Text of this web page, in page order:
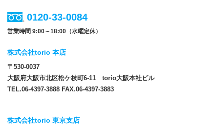
0120-33-0084
営業時間 9:00～18:00（水曜定休）
株式会社torio 本店
〒530-0037
大阪府大阪市北区松ケ枝町6-11 torio大阪本社ビル
TEL.06-4397-3888 FAX.06-4397-3883
株式会社torio 東京支店